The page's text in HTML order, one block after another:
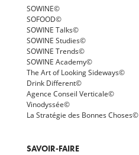
SOWINE©
SOFOOD©
SOWINE Talks©
SOWINE Studies©
SOWINE Trends©
SOWINE Academy©
The Art of Looking Sideways©
Drink Different©
Agence Conseil Verticale©
Vinodyssée©
La Stratégie des Bonnes Choses©
SAVOIR-FAIRE